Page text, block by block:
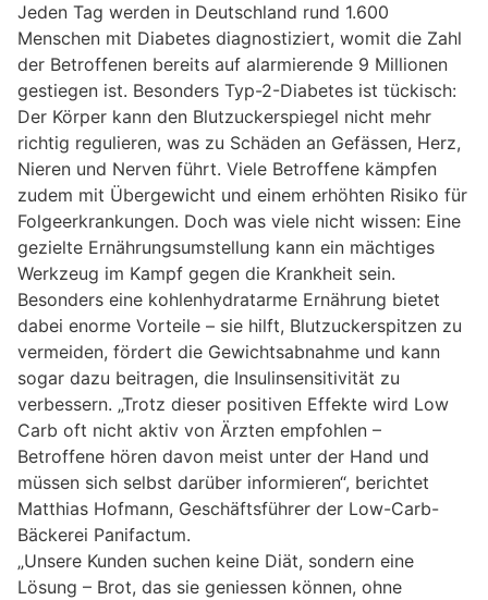
Jeden Tag werden in Deutschland rund 1.600
Menschen mit Diabetes diagnostiziert, womit die Zahl
der Betroffenen bereits auf alarmierende 9 Millionen
gestiegen ist. Besonders Typ-2-Diabetes ist tückisch:
Der Körper kann den Blutzuckerspiegel nicht mehr
richtig regulieren, was zu Schäden an Gefässen, Herz,
Nieren und Nerven führt. Viele Betroffene kämpfen
zudem mit Übergewicht und einem erhöhten Risiko für
Folgeerkrankungen. Doch was viele nicht wissen: Eine
gezielte Ernährungsumstellung kann ein mächtiges
Werkzeug im Kampf gegen die Krankheit sein.
Besonders eine kohlenhydratarme Ernährung bietet
dabei enorme Vorteile – sie hilft, Blutzuckerspitzen zu
vermeiden, fördert die Gewichtsabnahme und kann
sogar dazu beitragen, die Insulinsensitivität zu
verbessern. „Trotz dieser positiven Effekte wird Low
Carb oft nicht aktiv von Ärzten empfohlen –
Betroffene hören davon meist unter der Hand und
müssen sich selbst darüber informieren“, berichtet
Matthias Hofmann, Geschäftsführer der Low-Carb-
Bäckerei Panifactum.
„Unsere Kunden suchen keine Diät, sondern eine
Lösung – Brot, das sie geniessen können, ohne